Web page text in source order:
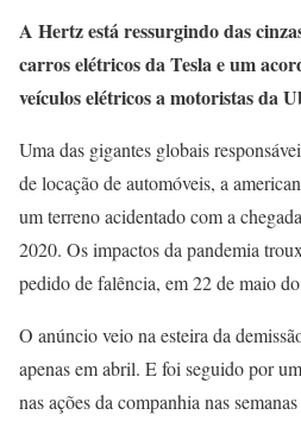
A Hertz está ressurgindo das
carros elétricos da Tesla e um
veículos elétricos a motoristas da
Uma das gigantes globais
de locação de automóveis, a
um terreno acidentado com a
2020. Os impactos da pandemia
pedido de falência, em 22 de maio
O anúncio veio na esteira da
apenas em abril. E foi seguido por
nas ações da companhia nas